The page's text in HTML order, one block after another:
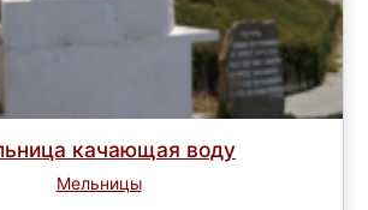
качающая воду
Мельницы